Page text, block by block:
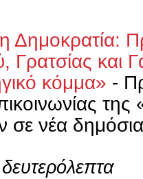
Δημοκρατία:
Γρατσίας και
κόμμα» -
νέα